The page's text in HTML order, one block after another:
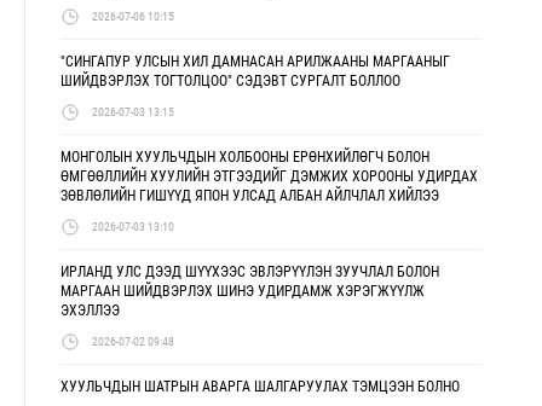
2026-07-06 10:15
"СИНГАПУР УЛСЫН ХИЛ ДАМНАСАН АРИЛЖААНЫ МАРГААНЫГ
ШИЙДВЭРЛЭХ ТОГТОЛЦОО" СЭДЭВТ СУРГАЛТ БОЛЛОО
2026-07-03 13:15
МОНГОЛЫН ХУУЛЬЧДЫН ХОЛБООНЫ ЕРӨНХИЙЛӨГЧ БОЛОН
ӨМГӨӨЛЛИЙН ХУУЛИЙН ЭТГЭЭДИЙГ ДЭМЖИХ ХОРООНЫ УДИРДАХ
ЗӨВЛӨЛИЙН ГИШҮҮД ЯПОН УЛСАД АЛБАН АЙЛЧЛАЛ ХИЙЛЭЭ
2026-07-03 13:10
ИРЛАНД УЛС ДЭЭД ШҮҮХЭЭС ЭВЛЭРҮҮЛЭН ЗУУЧЛАЛ БОЛОН
МАРГААН ШИЙДВЭРЛЭХ ШИНЭ УДИРДАМЖ ХЭРЭГЖҮҮЛЖ
ЭХЭЛЛЭЭ
2026-07-02 09:48
ХУУЛЬЧДЫН ШАТРЫН АВАРГА ШАЛГАРУУЛАХ ТЭМЦЭЭН БОЛНО